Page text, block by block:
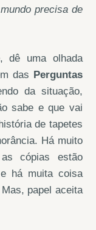
precisa de
dê uma olhada
das Perguntas
da situação,
sabe e que vai
de tapetes
Há muito
cópias estão
há muita coisa
papel aceita